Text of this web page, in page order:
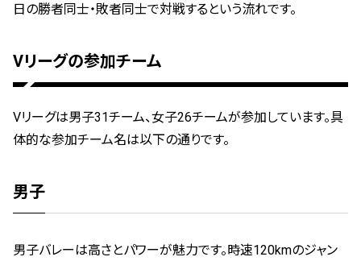
日の勝者同士・敗者同士で対戦するという流れです。
Vリーグの参加チーム
Vリーグは男子31チーム、女子26チームが参加しています。具
体的な参加チーム名は以下の通りです。
男子
男子バレーは高さとパワーが魅力です。時速120kmのジャン